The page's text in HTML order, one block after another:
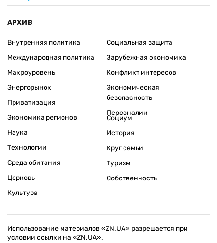
АРХИВ
Внутренняя политика
Международная политика
Макроуровень
Энергорынок
Приватизация
Экономика регионов
Социальная защита
Зарубежная экономика
Конфликт интересов
Экономическая
безопасность
Персоналии
Наука
Технологии
Среда обитания
Церковь
Культура
Социум
История
Круг семьи
Туризм
Собственность
Использование материалов «ZN.UA» разрешается при
условии ссылки на «ZN.UA».